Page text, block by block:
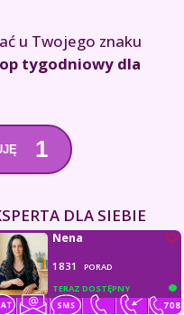
u Twojego znaku
tygodniowy dla
1
DLA SIEBIE
TERAZ DOSTĘPNY
Nena
1831 PORAD